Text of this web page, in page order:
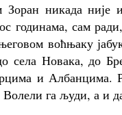
никада није
годинама, сам
воћњаку
села Новака, до
и Албанцима.
га људи, а и